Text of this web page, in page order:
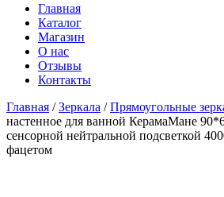
Главная
Каталог
Магазин
О нас
Отзывы
Контакты
Главная /Зеркала /Прямоугольные
настенное для ванной КерамаМане
сенсорной нейтральной подсветкой
фацетом